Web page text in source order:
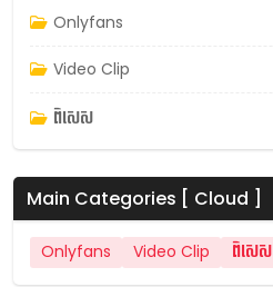
Onlyfans
Video Clip
ពិសេស
Main Categories [ Cloud ]
Onlyfans Video Clip ពិសេស